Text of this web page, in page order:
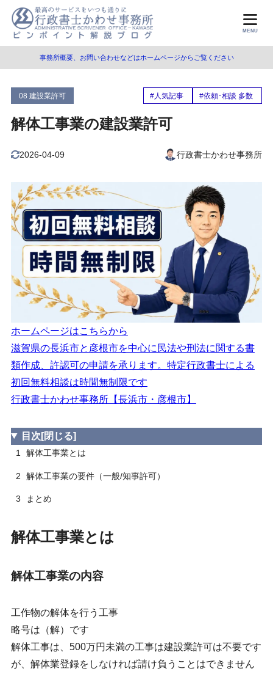
MENU
事務所概要、お問い合わせなどはホームページからご覧ください
08 建設業許可 #人気記事 #依頼･相談 多数
解体工事業の建設業許可
2026-04-09 行政書士かわせ事務所
ホームページはこちらから
滋賀県の長浜市と彦根市を中心に民法や刑法に関する書
類作成、許認可の申請を承ります。特定行政書士による
初回無料相談は時間無制限です
行政書士かわせ事務所【長浜市・彦根市】
目次 [閉じる]
1 解体工事業とは
2 解体工事業の要件（一般/知事許可）
3 まとめ
解体工事業とは
解体工事業の内容
工作物の解体を行う工事
略号は（解）です
解体工事は、500万円未満の工事は建設業許可は不要です
が、解体業登録をしなければ請け負うことはできません
目次
1 解体工事業とは
1.1 解体工事業の内容
2.1 経営業務管理の要件
2.2
営業所技術者等（専任技術者）の要件
2.3.1 所定学科卒業者等
2.3.2 10年以上の実務経験者
2.3.3 資格免許等を有する者
建設業法「技術検定」合格証明書
2.3.3.2 技術士法「技術士試験」登録証
2.3.3.3 職業能力開発促進法「技能検定」合格証書
※等級区分２級→【実務３年】
2.3.3.4 民間資格 合格証明書
2.3.3.5 基幹技能者 講習修了証
2.5 財産的基礎の要件
2.6 欠格要件等
3 まとめ